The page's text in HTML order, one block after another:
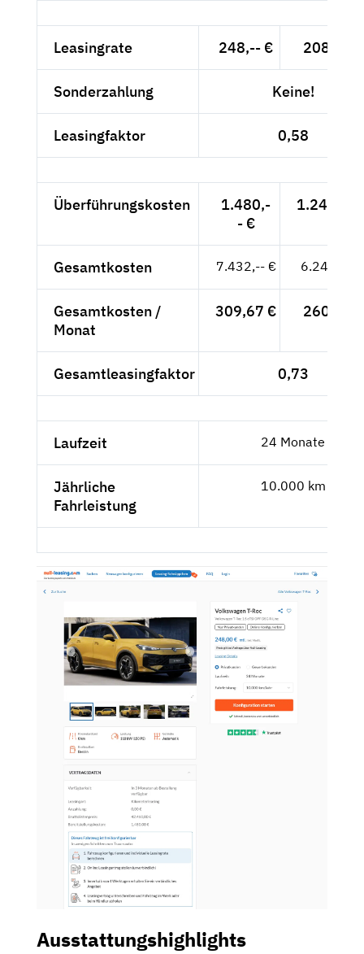
Leasingrate 248,-- € 208,40 €
Sonderzahlung Keine!
Leasingfaktor 0,58
Überführungskosten
1.480,-
- €
1.243,70
Gesamtkosten 7.432,-- € 6.245,38
Gesamtkosten /
Monat
309,67 € 260,22 €
Gesamtleasingfaktor 0,73
Laufzeit 24 Monate
Jährliche
Fahrleistung
10.000 km
Ausstattungshighlights